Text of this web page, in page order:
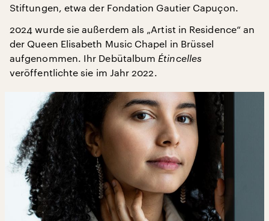
Stiftungen, etwa der Fondation Gautier Capuçon.
2024 wurde sie außerdem als „Artist in Residence“ an
der Queen Elisabeth Music Chapel in Brüssel
aufgenommen. Ihr Debütalbum Étincelles
veröffentlichte sie im Jahr 2022.